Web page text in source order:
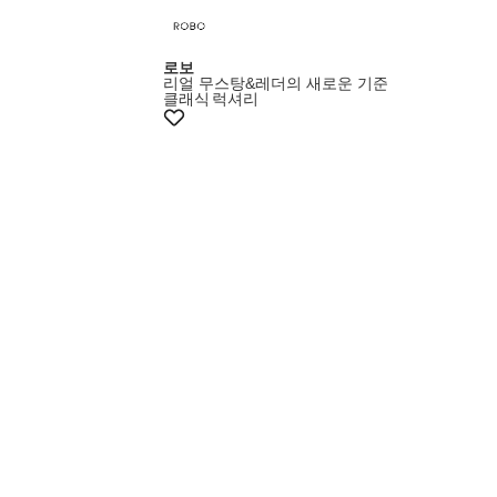
로보
리얼 무스탕&레더의 새로운 기준
클래식 럭셔리